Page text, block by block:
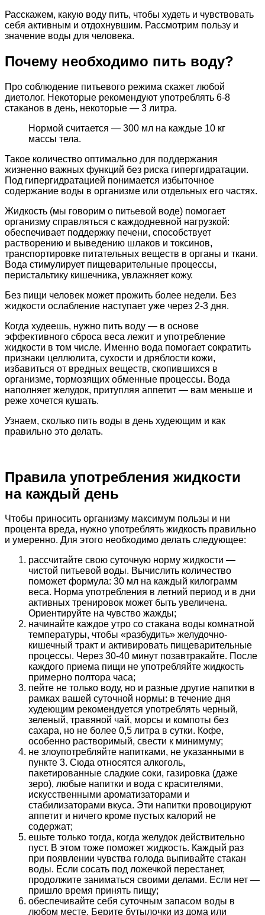
Расскажем, какую воду пить, чтобы худеть и чувствовать
себя активным и отдохнувшим. Рассмотрим пользу и
значение воды для человека.
Почему необходимо пить воду?
Про соблюдение питьевого режима скажет любой
диетолог. Некоторые рекомендуют употреблять 6-8
стаканов в день, некоторые — 3 литра.
Нормой считается — 300 мл на каждые 10 кг
массы тела.
Такое количество оптимально для поддержания
жизненно важных функций без риска гипергидратации.
Под гипергидратацией понимается избыточное
содержание воды в организме или отдельных его частях.
Жидкость (мы говорим о питьевой воде) помогает
организму справляться с каждодневной нагрузкой:
обеспечивает поддержку печени, способствует
растворению и выведению шлаков и токсинов,
транспортировке питательных веществ в органы и ткани.
Вода стимулирует пищеварительные процессы,
перистальтику кишечника, увлажняет кожу.
Без пищи человек может прожить более недели. Без
жидкости ослабление наступает уже через 2-3 дня.
Когда худеешь, нужно пить воду — в основе
эффективного сброса веса лежит и употребление
жидкости в том числе. Именно вода помогает сократить
признаки целлюлита, сухости и дряблости кожи,
избавиться от вредных веществ, скопившихся в
организме, тормозящих обменные процессы. Вода
наполняет желудок, притупляя аппетит — вам меньше и
реже хочется кушать.
Узнаем, сколько пить воды в день худеющим и как
правильно это делать.
Правила употребления жидкости
на каждый день
Чтобы приносить организму максимум пользы и ни
процента вреда, нужно употреблять жидкость правильно
и умеренно. Для этого необходимо делать следующее:
рассчитайте свою суточную норму жидкости —
чистой питьевой воды. Вычислить количество
поможет формула: 30 мл на каждый килограмм
веса. Норма употребления в летний период и в дни
активных тренировок может быть увеличена.
Ориентируйте на чувство жажды;
начинайте каждое утро со стакана воды комнатной
температуры, чтобы «разбудить» желудочно-
кишечный тракт и активировать пищеварительные
процессы. Через 30-40 минут позавтракайте. После
каждого приема пищи не употребляйте жидкость
примерно полтора часа;
пейте не только воду, но и разные другие напитки в
рамках вашей суточной нормы: в течение дня
худеющим рекомендуется употреблять черный,
зеленый, травяной чай, морсы и компоты без
сахара, но не более 0,5 литра в сутки. Кофе,
особенно растворимый, свести к минимуму;
не злоупотребляйте напитками, не указанными в
пункте 3. Сюда относятся алкоголь,
пакетированные сладкие соки, газировка (даже
зеро), любые напитки и вода с красителями,
искусственными ароматизаторами и
стабилизаторами вкуса. Эти напитки провоцируют
аппетит и ничего кроме пустых калорий не
содержат;
ешьте только тогда, когда желудок действительно
пуст. В этом тоже поможет жидкость. Каждый раз
при появлении чувства голода выпивайте стакан
воды. Если сосать под ложечкой перестанет,
продолжите заниматься своими делами. Если нет —
пришло время принять пищу;
обеспечивайте себя суточным запасом воды в
любом месте. Берите бутылочки из дома или